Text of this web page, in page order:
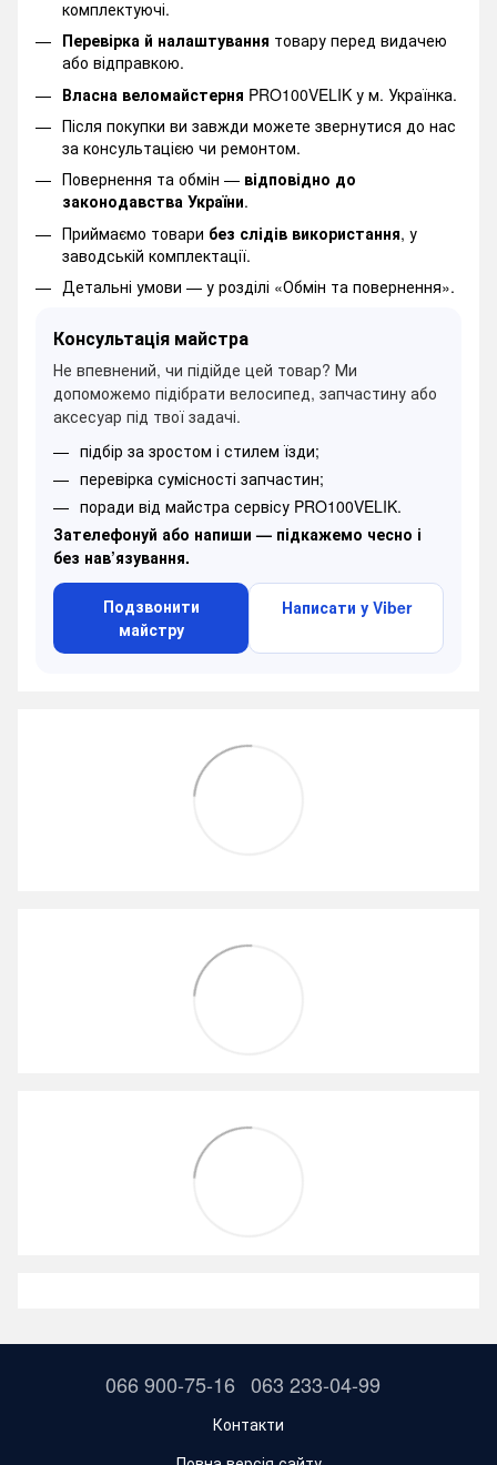
комплектуючі.
Перевірка й налаштування товару перед видачею
або відправкою.
Власна веломайстерня PRO100VELIK у м. Українка.
Після покупки ви завжди можете звернутися до нас
за консультацією чи ремонтом.
Повернення та обмін — відповідно до
законодавства України.
Приймаємо товари без слідів використання, у
заводській комплектації.
Детальні умови — у розділі «Обмін та повернення».
Консультація майстра
Не впевнений, чи підійде цей товар? Ми
допоможемо підібрати велосипед, запчастину або
аксесуар під твої задачі.
підбір за зростом і стилем їзди;
перевірка сумісності запчастин;
поради від майстра сервісу PRO100VELIK.
Зателефонуй або напиши — підкажемо чесно і
без нав’язування.
Подзвонити
майстру
Написати у Viber
066 900-75-16 063 233-04-99
Контакти